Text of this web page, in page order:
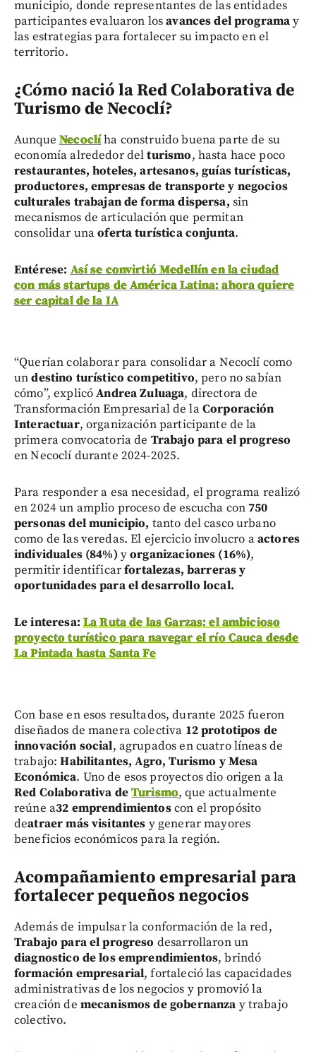
municipio, donde representantes de las entidades
participantes evaluaron losavances del programay
las estrategias para fortalecer su impacto en el
territorio.
¿Cómo nació la Red Colaborativa de
Turismo de Necoclí?
AunqueNecoclíha construido buena parte de su
economía alrededor delturismo, hasta hace poco
restaurantes, hoteles, artesanos, guías turísticas,
productores, empresas de transporte y negocios
culturales trabajan de forma dispersa, sin
mecanismos de articulación que permitan
consolidar unaoferta turística conjunta.
Entérese: Así se convirtió Medellín en la ciudad
con más startups de América Latina: ahora quiere
ser capital de la IA
“Querían colaborar para consolidar a Necoclí como
undestino turístico competitivo, pero no sabían
cómo”, explicóAndrea Zuluaga, directora de
Transformación Empresarial de laCorporación
Interactuar, organización participante de la
primera convocatoria de Trabajo para el progreso
en Necoclí durante 2024-2025.
Para responder a esa necesidad, el programa realizó
en 2024 un amplio proceso de escucha con750
personas del municipio, tanto del casco urbano
como de las veredas. El ejercicio involucro aactores
individuales (84%)yorganizaciones (16%),
permitir identificarfortalezas, barreras y
oportunidades para el desarrollo local.
Le interesa: La Ruta de las Garzas: el ambicioso
proyecto turístico para navegar el río Cauca desde
La Pintada hasta Santa Fe
Con base en esos resultados, durante 2025 fueron
diseñados de manera colectiva 12 prototipos de
innovación social, agrupados en cuatro líneas de
trabajo:Habilitantes, Agro, Turismo y Mesa
Económica. Uno de esos proyectos dio origen a la
Red Colaborativa deTurismo, que actualmente
reúne a32 emprendimientoscon el propósito
deatraer más visitantes y generar mayores
beneficios económicos para la región.
Acompañamiento empresarial para
fortalecer pequeños negocios
Además de impulsar la conformación de la red,
Trabajo para el progreso desarrollaron un
diagnostico de los emprendimientos, brindó
formación empresarial, fortaleció las capacidades
administrativas de los negocios y promovió la
creación de mecanismos de gobernanza y trabajo
colectivo.